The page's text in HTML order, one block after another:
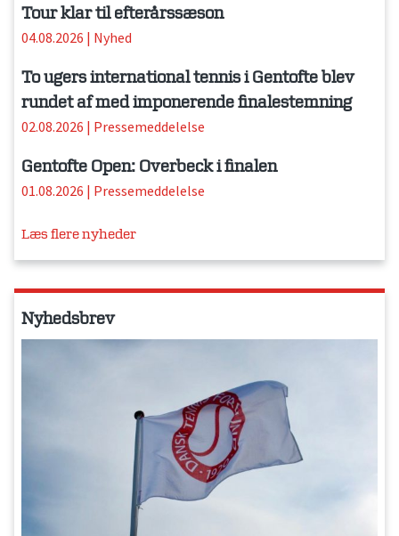
Tour klar til efterårssæson
04.08.2026 | Nyhed
To ugers international tennis i Gentofte blev
rundet af med imponerende finalestemning
02.08.2026 | Pressemeddelelse
Gentofte Open: Overbeck i finalen
01.08.2026 | Pressemeddelelse
Læs flere nyheder
Nyhedsbrev